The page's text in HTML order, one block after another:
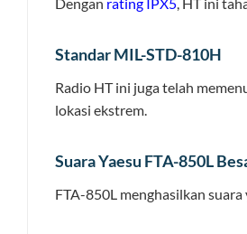
Dengan rating IPX5, HT ini
Standar MIL-STD-810H
Radio HT ini juga telah
lokasi ekstrem.
Suara Yaesu FTA-850L
FTA-850L menghasilkan